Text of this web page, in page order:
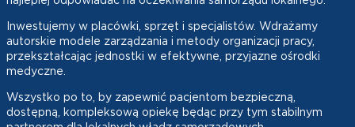
Inwestujemy w placówki, sprzęt i specjalistów. Wdrażamy
autorskie modele zarządzania i metody organizacji pracy,
przekształcając jednostki w efektywne, przyjazne ośrodki
medyczne.
Wszystko po to, by zapewnić pacjentom bezpieczną,
dostępną, kompleksową opiekę będąc przy tym stabilnym